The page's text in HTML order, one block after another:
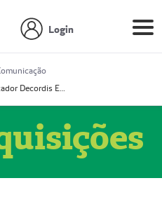
Login
Prestador Decordis Exames Cardiológicos LTDA (51004347-4)